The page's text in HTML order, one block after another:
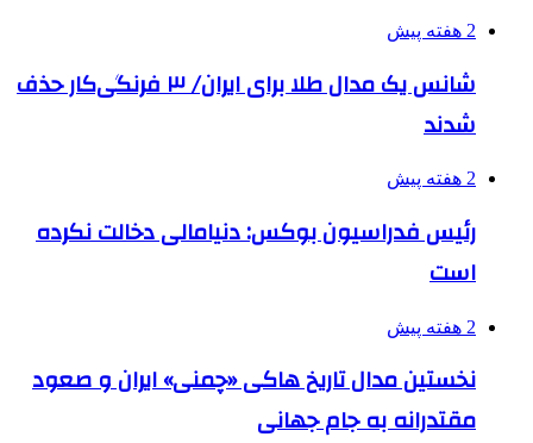
2 هفته پیش
شانس یک مدال طلا برای ایران/ ۳ فرنگی‌کار حذف
شدند
2 هفته پیش
رئیس فدراسیون بوکس: دنیامالی دخالت نکرده
است
2 هفته پیش
نخستین مدال تاریخ هاکی «چمنی» ایران و صعود
مقتدرانه به جام جهانی